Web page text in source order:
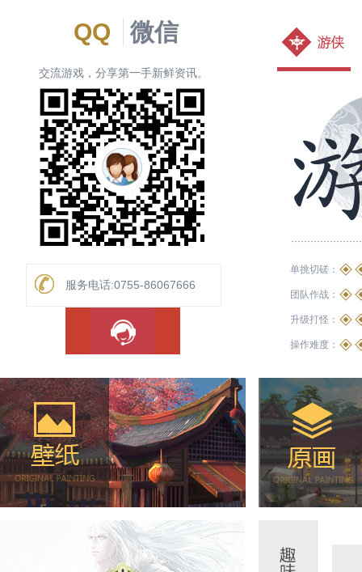
QQ 微信
交流游戏，分享第一手新鲜资讯。
服务电话:0755-86067666
冲锋陷阵 坚忍为强
查看详情 >>
挥杖御法，天地证心
查看详情 >>
十步成杀 灵闪鬼魅
查看详情 >>
持剑卫道 逆转阴阳
查看详情 >>
单挑切磋：
团队作战：
升级打怪：
操作难度：